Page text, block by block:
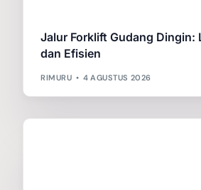
Jalur Forklift Gudang Dingin:
dan Efisien
RIMURU 4 AGUSTUS 2026